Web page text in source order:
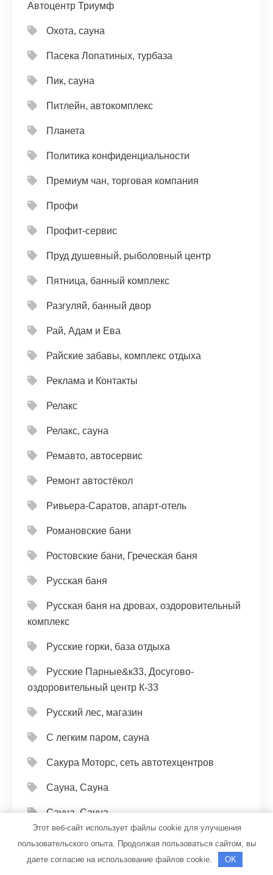
Автоцентр Триумф
Охота, сауна
Пасека Лопатиных, турбаза
Пик, сауна
Питлейн, автокомплекс
Планета
Политика конфиденциальности
Премиум чан, торговая компания
Профи
Профит-сервис
Пруд душевный, рыболовный центр
Пятница, банный комплекс
Разгуляй, банный двор
Рай, Адам и Ева
Райские забавы, комплекс отдыха
Реклама и Контакты
Релакс
Релакс, сауна
Ремавто, автосервис
Ремонт автостёкол
Ривьера-Саратов, апарт-отель
Романовские бани
Ростовские бани, Греческая баня
Русская баня
Русская баня на дровах, оздоровительный
комплекс
Русские горки, база отдыха
Русские Парные&к33, Досугово-
оздоровительный центр К-33
Русский лес, магазин
С легким паром, сауна
Сакура Моторс, сеть автотехцентров
Сауна, Сауна
Сауна, Сауна
Сауна, Сауна
Этот веб-сайт использует файлы cookie для улучшения
пользовательского опыта. Продолжая пользоваться сайтом, вы
даете согласие на использование файлов cookie.
OK